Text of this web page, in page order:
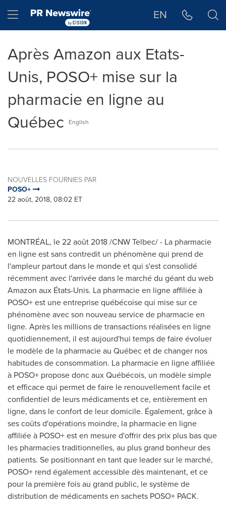
Hamburger menu EN
Après Amazon aux Etats-
Unis, POSO+ mise sur la
pharmacie en ligne au
Québec
English
NOUVELLES FOURNIES PAR
POSO+
22 août, 2018, 08:02 ET
MONTRÉAL, le 22 août 2018 /CNW Telbec/ - La pharmacie
en ligne est sans contredit un phénomène qui prend de
l'ampleur partout dans le monde et qui s'est consolidé
récemment avec l'arrivée dans le marché du géant du web
Amazon aux États-Unis. La pharmacie en ligne affiliée à
POSO+ est une entreprise québécoise qui mise sur ce
phénomène avec son nouveau service de pharmacie en
ligne. Après les millions de transactions réalisées en ligne
quotidiennement, il est aujourd'hui temps de faire évoluer
le modèle de la pharmacie au Québec et de changer nos
habitudes de consommation. La pharmacie en ligne affiliée
à POSO+ propose donc aux Québécois, un modèle simple
et efficace qui permet de faire le renouvellement facile et
confidentiel de leurs médicaments et ce, entièrement en
ligne, dans le confort de leur domicile. Également, grâce à
ses coûts d'opérations moindre, la pharmacie en ligne
affiliée à POSO+ est en mesure d'offrir des prix plus bas que
les pharmacies traditionnelles, au plus grand bonheur des
patients. Se positionnant en tant que leader sur le marché,
POSO+ rend également accessible dès maintenant, et ce
pour la première fois au grand public, le système de
distribution de médicaments en sachets POSO+ PACK.